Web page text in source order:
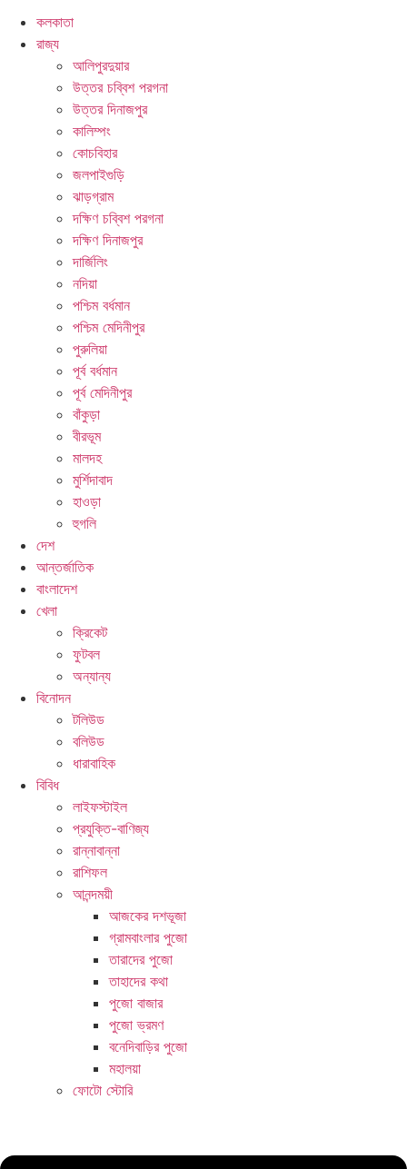
কলকাতা
রাজ্য
আলিপুরদুয়ার
উত্তর চব্বিশ পরগনা
উত্তর দিনাজপুর
কালিম্পং
কোচবিহার
জলপাইগুড়ি
ঝাড়গ্রাম
দক্ষিণ চব্বিশ পরগনা
দক্ষিণ দিনাজপুর
দার্জিলিং
নদিয়া
পশ্চিম বর্ধমান
পশ্চিম মেদিনীপুর
পুরুলিয়া
পূর্ব বর্ধমান
পূর্ব মেদিনীপুর
বাঁকুড়া
বীরভূম
মালদহ
মুর্শিদাবাদ
হাওড়া
হুগলি
দেশ
আন্তর্জাতিক
বাংলাদেশ
খেলা
ক্রিকেট
ফুটবল
অন্যান্য
বিনোদন
টলিউড
বলিউড
ধারাবাহিক
বিবিধ
লাইফস্টাইল
প্রযুক্তি-বাণিজ্য
রান্নাবান্না
রাশিফল
আনন্দময়ী
আজকের দশভূজা
গ্রামবাংলার পুজো
তারাদের পুজো
তাহাদের কথা
পুজো বাজার
পুজো ভ্রমণ
বনেদিবাড়ির পুজো
মহালয়া
ফোটো স্টোরি